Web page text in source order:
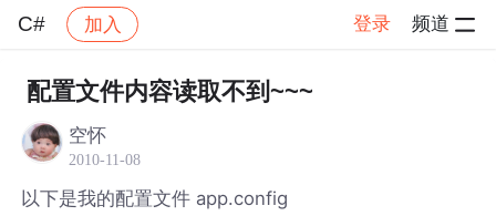
C# 加入 登录 频道
社区 C# 帖子详情
配置文件内容读取不到~~~
空怀
2010-11-08
以下是我的配置文件 app.config